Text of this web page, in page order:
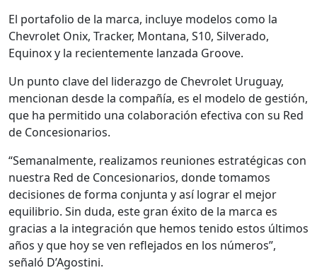
El portafolio de la marca, incluye modelos como la
Chevrolet Onix, Tracker, Montana, S10, Silverado,
Equinox y la recientemente lanzada Groove.
Un punto clave del liderazgo de Chevrolet Uruguay,
mencionan desde la compañía, es el modelo de gestión,
que ha permitido una colaboración efectiva con su Red
de Concesionarios.
“Semanalmente, realizamos reuniones estratégicas con
nuestra Red de Concesionarios, donde tomamos
decisiones de forma conjunta y así lograr el mejor
equilibrio. Sin duda, este gran éxito de la marca es
gracias a la integración que hemos tenido estos últimos
años y que hoy se ven reflejados en los números”,
señaló D’Agostini.